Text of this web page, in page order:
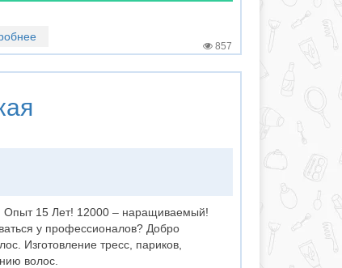
857
Опыт 15 Лет! 12000 – наращиваемый!
у профессионалов? Добро
Изготовление тресс, париков,
волос.